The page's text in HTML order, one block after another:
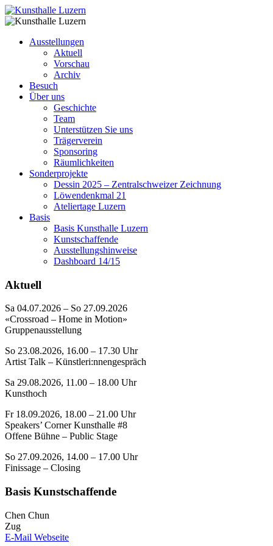
Ausstellungen
Aktuell
Vorschau
Archiv
Besuch
Über uns
Geschichte
Team
Unterstützen Sie uns
Trägerverein
Sponsoring
Räumlichkeiten
Sonderprojekte
Dessin 2025 – Zentralschweizer Zeichnung
Löwendenkmal 21
Ateliertage Luzern
Basis
Basis Kunsthalle Luzern
Kunstschaffende
Ausstellungshinweise
Dashboard 14/15
Aktuell
Sa 04.07.2026 – So 27.09.2026
«Crossroad – Home in Motion»
Gruppenausstellung
So 23.08.2026, 16.00 – 17.30 Uhr
Artist Talk – Künstleri:nnengespräch
Sa 29.08.2026, 11.00 – 18.00 Uhr
Kunsthoch
Fr 18.09.2026, 18.00 – 21.00 Uhr
Speakers’ Corner Kunsthalle #8
Offene Bühne – Public Stage
So 27.09.2026, 14.00 – 17.00 Uhr
Finissage – Closing
Basis Kunstschaffende
Chen Chun
Zug
E-Mail Webseite